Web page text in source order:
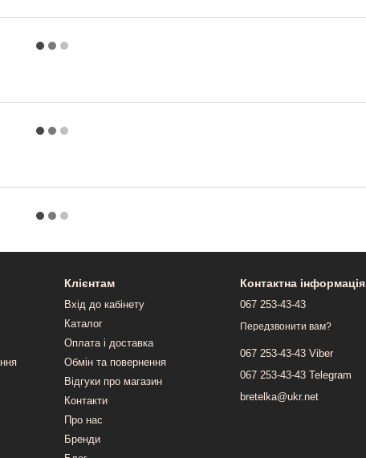
Клієнтам
Вхід до кабінету
Каталог
Оплата і доставка
Обмін та повернення
Відгуки про магазин
Контакти
Про нас
Бренди
Контактна інформація
067 253-43-43
Передзвонити вам?
067 253-43-43 Viber
067 253-43-43 Telegram
bretelka@ukr.net